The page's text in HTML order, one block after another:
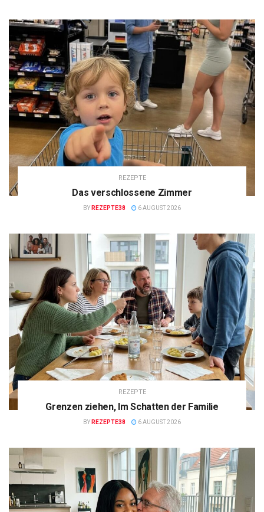
REZEPTE
Das verschlossene Zimmer
BY REZEPTE38 6 AUGUST 2026
REZEPTE
Grenzen ziehen, Im Schatten der Familie
BY REZEPTE38 6 AUGUST 2026